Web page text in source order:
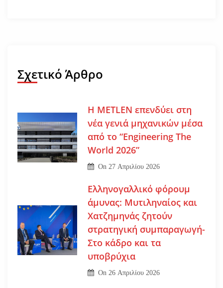
Σχετικό Άρθρο
Η METLEN επενδύει στη
νέα γενιά μηχανικών μέσα
από το “Engineering The
World 2026”
On 27 Απριλίου 2026
Ελληνογαλλικό φόρουμ
άμυνας: Μυτιληναίος και
Χατζημηνάς ζητούν
στρατηγική συμπαραγωγή-
Στο κάδρο και τα
υποβρύχια
On 26 Απριλίου 2026